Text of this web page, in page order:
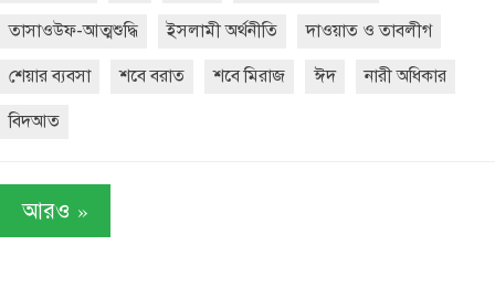
তাসাওউফ-আত্মশুদ্ধি ইসলামী অর্থনীতি দাওয়াত ও তাবলীগ
শেয়ার ব্যবসা শবে বরাত শবে মিরাজ ঈদ নারী অধিকার
বিদআত
আরও »